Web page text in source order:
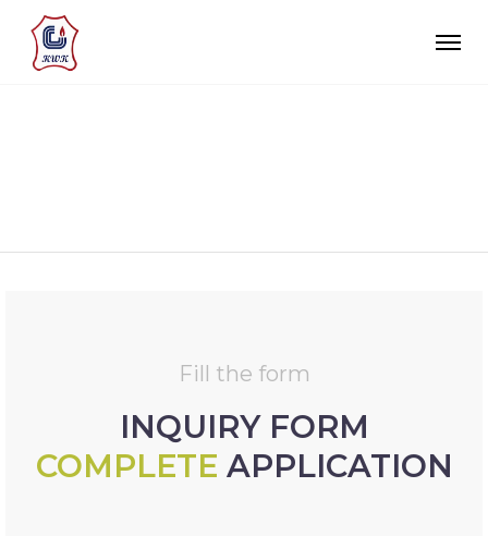
Fill the form
INQUIRY FORM
COMPLETE APPLICATION